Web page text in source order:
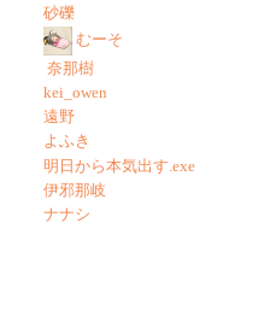
砂礫
むーそ
奈那樹
kei_owen
遠野
よふき
明日から本気出す.exe
伊邪那岐
ナナシ